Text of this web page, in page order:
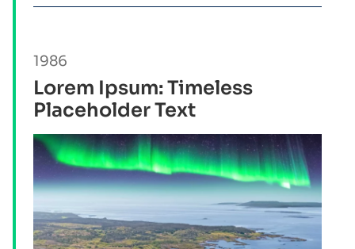
1986
Lorem Ipsum: Timeless
Placeholder Text